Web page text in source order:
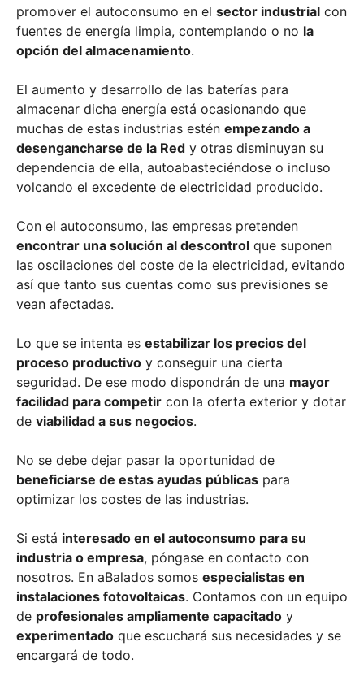
promover el autoconsumo en el sector industrial con
fuentes de energía limpia, contemplando o no la
opción del almacenamiento.
El aumento y desarrollo de las baterías para
almacenar dicha energía está ocasionando que
muchas de estas industrias estén empezando a
desengancharse de la Red y otras disminuyan su
dependencia de ella, autoabasteciéndose o incluso
volcando el excedente de electricidad producido.
Con el autoconsumo, las empresas pretenden
encontrar una solución al descontrol que suponen
las oscilaciones del coste de la electricidad, evitando
así que tanto sus cuentas como sus previsiones se
vean afectadas.
Lo que se intenta es estabilizar los precios del
proceso productivo y conseguir una cierta
seguridad. De ese modo dispondrán de una mayor
facilidad para competir con la oferta exterior y dotar
de viabilidad a sus negocios.
No se debe dejar pasar la oportunidad de
beneficiarse de estas ayudas públicas para
optimizar los costes de las industrias.
Si está interesado en el autoconsumo para su
industria o empresa, póngase en contacto con
nosotros. En aBalados somos especialistas en
instalaciones fotovoltaicas. Contamos con un equipo
de profesionales ampliamente capacitado y
experimentado que escuchará sus necesidades y se
encargará de todo.